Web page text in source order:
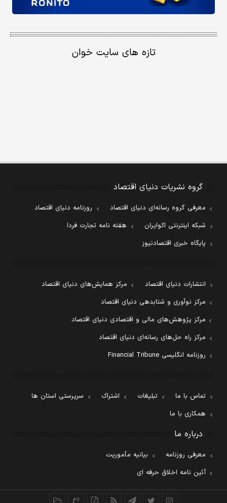
تازه های سایت خوان
گروه نشریات دنیای اقتصاد
معرفی گروه رسانه‌ای دنیای اقتصاد
روزنامه دنیای اقتصاد
شبکه اینترنتی اکوایران
هفته نامه تجارت فردا
پایگاه خبری اقتصادنیوز
انتشارات دنیای اقتصاد
مرکز همایش‌های دنیای اقتصاد
مرکز نوآوری و شتابدهی دنیای اقتصاد
مرکز پژوهش‌های مالی و اقتصادی دنیای اقتصاد
مرکز راه حل‌های رسانه‌ای دنیای اقتصاد
روزنامه انگلیسی Financial Tribune
تماس با ما تبلیغات اشتراک
سرپرستی استان ها
همکاری با ما
درباره ما
معرفی روزنامه
بیانیه مأموریت
آئین نامه اخلاق حرفه ای